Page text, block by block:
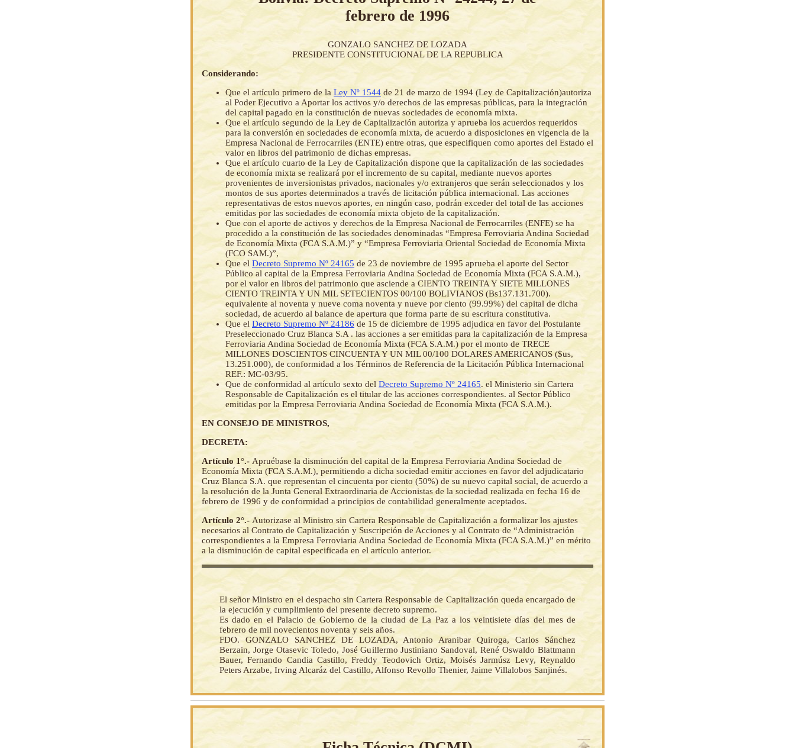
febrero de 1996
GONZALO SANCHEZ DE LOZADA
PRESIDENTE CONSTITUCIONAL DE LA REPUBLICA
Considerando:
Que el artículo primero de la Ley Nº 1544 de 21 de marzo de 1994 (Ley de Capitalización)autoriza
al Poder Ejecutivo a Aportar los activos y/o derechos de las empresas públicas, para la integración
del capital pagado en la constitución de nuevas sociedades de economía mixta.
Que el artículo segundo de la Ley de Capitalización autoriza y aprueba los acuerdos requeridos
para la conversión en sociedades de economía mixta, de acuerdo a disposiciones en vigencia de la
Empresa Nacional de Ferrocarriles (ENTE) entre otras, que especifiquen como aportes del Estado el
valor en libros del patrimonio de dichas empresas.
Que el artículo cuarto de la Ley de Capitalización dispone que la capitalización de las sociedades
de economía mixta se realizará por el incremento de su capital, mediante nuevos aportes
provenientes de inversionistas privados, nacionales y/o extranjeros que serán seleccionados y los
montos de sus aportes determinados a través de licitación pública internacional. Las acciones
representativas de estos nuevos aportes, en ningún caso, podrán exceder del total de las acciones
emitidas por las sociedades de economía mixta objeto de la capitalización.
Que con el aporte de activos y derechos de la Empresa Nacional de Ferrocarriles (ENFE) se ha
procedido a la constitución de las sociedades denominadas “Empresa Ferroviaria Andina Sociedad
de Economía Mixta (FCA S.A.M.)” y “Empresa Ferroviaria Oriental Sociedad de Economía Mixta
(FCO SAM.)”,
Que el Decreto Supremo Nº 24165 de 23 de noviembre de 1995 aprueba el aporte del Sector
Público al capital de la Empresa Ferroviaria Andina Sociedad de Economía Mixta (FCA S.A.M.),
por el valor en libros del patrimonio que asciende a CIENTO TREINTA Y SIETE MILLONES
CIENTO TREINTA Y UN MIL SETECIENTOS 00/100 BOLIVIANOS (Bs137.131.700).
equivalente al noventa y nueve coma noventa y nueve por ciento (99.99%) del capital de dicha
sociedad, de acuerdo al balance de apertura que forma parte de su escritura constitutiva.
Que el Decreto Supremo Nº 24186 de 15 de diciembre de 1995 adjudica en favor del Postulante
Preseleccionado Cruz Blanca S.A . las acciones a ser emitidas para la capitalización de la Empresa
Ferroviaria Andina Sociedad de Economía Mixta (FCA S.A.M.) por el monto de TRECE
MILLONES DOSCIENTOS CINCUENTA Y UN MIL 00/100 DOLARES AMERICANOS ($us,
13.251.000), de conformidad a los Términos de Referencia de la Licitación Pública Internacional
REF.: MC-03/95.
Que de conformidad al artículo sexto del Decreto Supremo Nº 24165. el Ministerio sin Cartera
Responsable de Capitalización es el titular de las acciones correspondientes. al Sector Público
emitidas por la Empresa Ferroviaria Andina Sociedad de Economía Mixta (FCA S.A.M.).
EN CONSEJO DE MINISTROS,
DECRETA:
Artículo 1°.- Apruébase la disminución del capital de la Empresa Ferroviaria Andina Sociedad de
Economía Mixta (FCA S.A.M.), permitiendo a dicha sociedad emitir acciones en favor del adjudicatario
Cruz Blanca S.A. que representan el cincuenta por ciento (50%) de su nuevo capital social, de acuerdo a
la resolución de la Junta General Extraordinaria de Accionistas de la sociedad realizada en fecha 16 de
febrero de 1996 y de conformidad a principios de contabilidad generalmente aceptados.
Artículo 2°.- Autorizase al Ministro sin Cartera Responsable de Capitalización a formalizar los ajustes
necesarios al Contrato de Capitalización y Suscripción de Acciones y al Contrato de “Administración
correspondientes a la Empresa Ferroviaria Andina Sociedad de Economía Mixta (FCA S.A.M.)” en mérito
a la disminución de capital especificada en el artículo anterior.
El señor Ministro en el despacho sin Cartera Responsable de Capitalización queda encargado de
la ejecución y cumplimiento del presente decreto supremo.
Es dado en el Palacio de Gobierno de la ciudad de La Paz a los veintisiete días del mes de
febrero de mil novecientos noventa y seis años.
FDO. GONZALO SANCHEZ DE LOZADA, Antonio Aranibar Quiroga, Carlos Sánchez
Berzain, Jorge Otasevic Toledo, José Guillermo Justiniano Sandoval, René Oswaldo Blattmann
Bauer, Fernando Candia Castillo, Freddy Teodovich Ortiz, Moisés Jarmúsz Levy, Reynaldo
Peters Arzabe, Irving Alcaráz del Castillo, Alfonso Revollo Thenier, Jaime Villalobos Sanjinés.